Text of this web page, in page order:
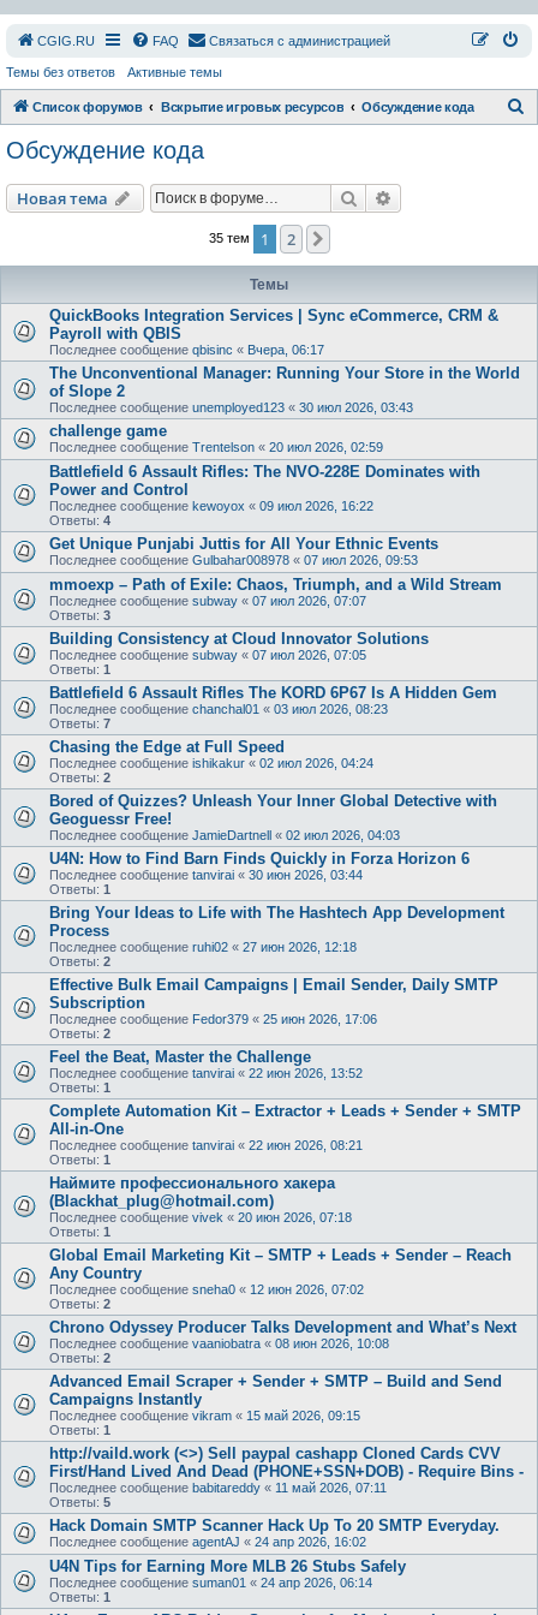
СGIG.RU FAQ Связаться с администрацией
Темы без ответов Активные темы
Список форумов Вскрытие игровых ресурсов Обсуждение кода
Обсуждение кода
Новая тема Поиск
35 тем 1 2
Темы
QuickBooks Integration Services | Sync eCommerce, CRM &
Payroll with QBIS
Последнее сообщение qbisinc « Вчера, 06:17
The Unconventional Manager: Running Your Store in the World
of Slope 2
Последнее сообщение unemployed123 « 30 июл 2026, 03:43
challenge game
Последнее сообщение Trentelson « 20 июл 2026, 02:59
Battlefield 6 Assault Rifles: The NVO-228E Dominates with
Power and Control
Последнее сообщение kewoyox « 09 июл 2026, 16:22
Ответы: 4
Get Unique Punjabi Juttis for All Your Ethnic Events
Последнее сообщение Gulbahar008978 « 07 июл 2026, 09:53
mmoexp – Path of Exile: Chaos, Triumph, and a Wild Stream
Последнее сообщение subway « 07 июл 2026, 07:07
Ответы: 3
Building Consistency at Cloud Innovator Solutions
Последнее сообщение subway « 07 июл 2026, 07:05
Ответы: 1
Battlefield 6 Assault Rifles The KORD 6P67 Is A Hidden Gem
Последнее сообщение chanchal01 « 03 июл 2026, 08:23
Ответы: 7
Chasing the Edge at Full Speed
Последнее сообщение ishikakur « 02 июл 2026, 04:24
Ответы: 2
Bored of Quizzes? Unleash Your Inner Global Detective with
Geoguessr Free!
Последнее сообщение JamieDartnell « 02 июл 2026, 04:03
U4N: How to Find Barn Finds Quickly in Forza Horizon 6
Последнее сообщение tanvirai « 30 июн 2026, 03:44
Ответы: 1
Bring Your Ideas to Life with The Hashtech App Development
Process
Последнее сообщение ruhi02 « 27 июн 2026, 12:18
Ответы: 2
Effective Bulk Email Campaigns | Email Sender, Daily SMTP
Subscription
Последнее сообщение Fedor379 « 25 июн 2026, 17:06
Ответы: 2
Feel the Beat, Master the Challenge
Последнее сообщение tanvirai « 22 июн 2026, 13:52
Ответы: 1
Complete Automation Kit – Extractor + Leads + Sender + SMTP
All-in-One
Последнее сообщение tanvirai « 22 июн 2026, 08:21
Ответы: 1
Наймите профессионального хакера
(Blackhat_plug@hotmail.com)
Последнее сообщение vivek « 20 июн 2026, 07:18
Ответы: 1
Global Email Marketing Kit – SMTP + Leads + Sender – Reach
Any Country
Последнее сообщение sneha0 « 12 июн 2026, 07:02
Ответы: 2
Chrono Odyssey Producer Talks Development and What’s Next
Последнее сообщение vaaniobatra « 08 июн 2026, 10:08
Ответы: 2
Advanced Email Scraper + Sender + SMTP – Build and Send
Campaigns Instantly
Последнее сообщение vikram « 15 май 2026, 09:15
Ответы: 1
http://vaild.work (<>) Sell paypal cashapp Cloned Cards CVV
First/Hand Lived And Dead (PHONE+SSN+DOB) - Require Bins -
Последнее сообщение babitareddy « 11 май 2026, 07:11
Ответы: 5
Hack Domain SMTP Scanner Hack Up To 20 SMTP Everyday.
Последнее сообщение agentAJ « 24 апр 2026, 16:02
U4N Tips for Earning More MLB 26 Stubs Safely
Последнее сообщение suman01 « 24 апр 2026, 06:14
Ответы: 1